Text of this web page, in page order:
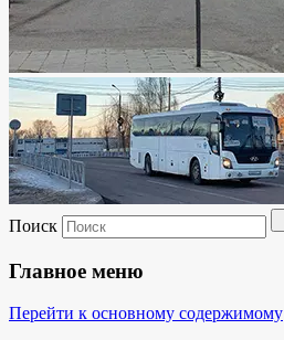
Поиск
Главное меню
Перейти к основному содержимому